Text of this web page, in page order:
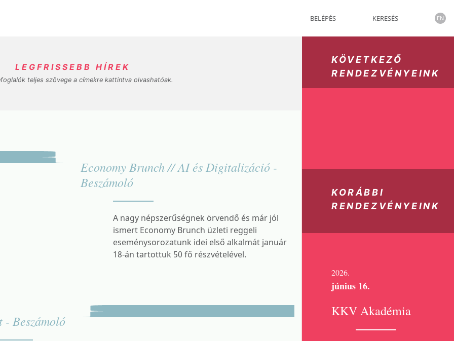
BELÉPÉS KERESÉS EN
KÖVETKEZŐ
RENDEZVÉNYEINK
KORÁBBI
RENDEZVÉNYEINK
2026.
június 16.
KKV Akadémia
LEGFRISSEBB HÍREK
teljes szövege a címekre kattintva olvashatóak.
Economy Brunch // AI és Digitalizáció -
Beszámoló
A nagy népszerűségnek örvendő és már jól
ismert Economy Brunch üzleti reggeli
eseménysorozatunk idei első alkalmát január
18-án tartottuk 50 fő részvételével.
- Beszámoló